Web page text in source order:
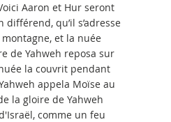
Aaron et Hur seront
qu’il s’adresse
et la nuée
de Yahweh reposa sur
la couvrit pendant
appela Moïse au
la gloire de Yahweh
comme un feu